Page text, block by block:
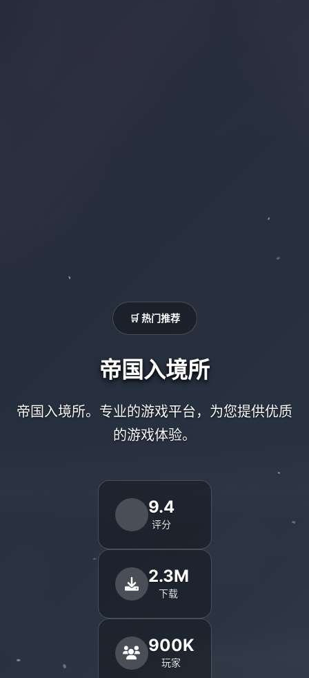
🛒 热门推荐
帝国入境所
帝国入境所。专业的游戏平台，为您提供优质
的游戏体验。
9.4
评分
2.3M
下载
900K
玩家